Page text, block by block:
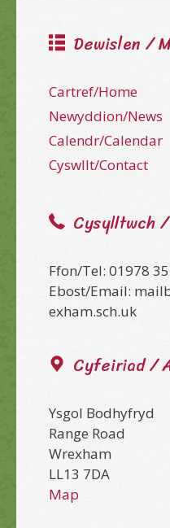
Dewislen /
Cartref/Home
Newyddion/News
Calendr/Calendar
Cyswllt/Contact
Cysylltwch
Ffon/Tel: 01978
Ebost/Email:
exham.sch.uk
Cyfeiriad /
Ysgol Bodhyfryd
Range Road
Wrexham
LL13 7DA
Map